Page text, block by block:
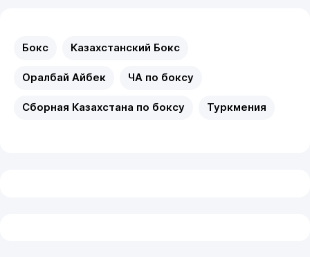
Бокс Казахстанский Бокс
Оралбай Айбек ЧА по боксу
Сборная Казахстана по боксу Туркмения